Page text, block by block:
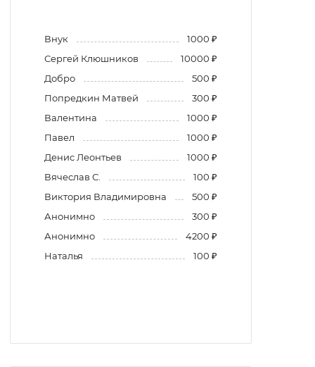
Внук
1000 ₽
Сергей Клюшников
10000 ₽
Добро
500 ₽
Попредкин Матвей
300 ₽
Валентина
1000 ₽
Павел
1000 ₽
Денис Леонтьев
1000 ₽
Вячеслав С.
100 ₽
Виктория Владимировна
500 ₽
Анонимно
300 ₽
Анонимно
4200 ₽
Наталья
100 ₽